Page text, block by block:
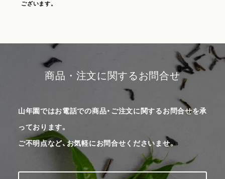
ございます。
商品・注文に関するお問合せ
山年園ではお電話での商品・ご注文に関するお問合せを承
っております。
ご不明点など、お気軽にお問合せくださいませ。